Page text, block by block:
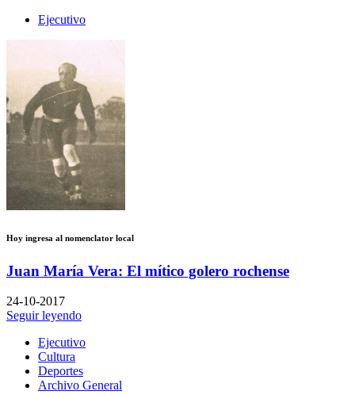
Ejecutivo
Hoy ingresa al nomenclator local
Juan María Vera: El mítico golero rochense
24-10-2017
Seguir leyendo
Ejecutivo
Cultura
Deportes
Archivo General